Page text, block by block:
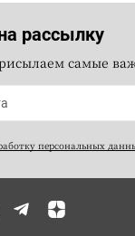
рассылку
самые
персональных